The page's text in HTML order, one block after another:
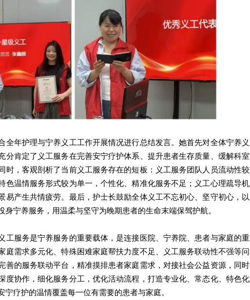
全年护理与宁养义工工作开展情况进行总结发言。她首先对全体宁养义
分肯定了义工服务在完善安宁疗护体系、提升患者生存质量、缓解科室
时，客观剖析了当前义工服务存在的短板：义工服务团队人员流动性较
色温情服务形式较为单一，个性化、精准化服务不足；义工心理疏导机
易产生共情疲劳。最后，护士长鼓励全体义工不忘初心、坚守初心，以
身宁养服务，用温柔与坚守为晚期患者的生命末端保驾护航。
工服务是宁养服务的重要载体，是连接医院、宁养院、患者与家庭的重
庭需求多元化、特殊困难家庭帮扶力度不足、义工服务联动性不强等问
善的服务联动平台，精准摸排患者家庭需求，对接社会公益资源，同时
度协作，细化服务分工，优化活动流程，打造专业化、常态化、特色化
宁疗护的温情覆盖每一位有需要的患者与家庭。